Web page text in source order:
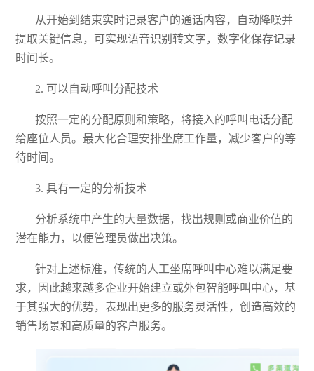
从开始到结束实时记录客户的通话内容，自动降噪并
提取关键信息，可实现语音识别转文字，数字化保存记录
时间长。
2. 可以自动呼叫分配技术
按照一定的分配原则和策略，将接入的呼叫电话分配
给座位人员。最大化合理安排坐席工作量，减少客户的等
待时间。
3. 具有一定的分析技术
分析系统中产生的大量数据，找出规则或商业价值的
潜在能力，以便管理员做出决策。
针对上述标准，传统的人工坐席呼叫中心难以满足要
求，因此越来越多企业开始建立或外包智能呼叫中心，基
于其强大的优势，表现出更多的服务灵活性，创造高效的
销售场景和高质量的客户服务。